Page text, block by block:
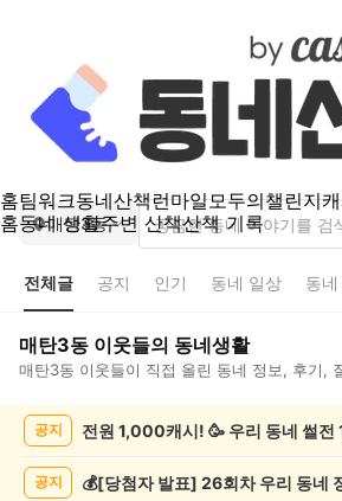
홈팀워크동네산책런마일모두의챌린지
홈동네 생활주변 산책산책 기록
매탄3동
전체글 공지 인기 동네 일상 동네
매탄3동 이웃들의 동네생활
매탄3동 이웃들이 직접 올린 동네 정보, 후기,
공지 전원 1,000캐시! 🥳 우리 동네 썰
공지